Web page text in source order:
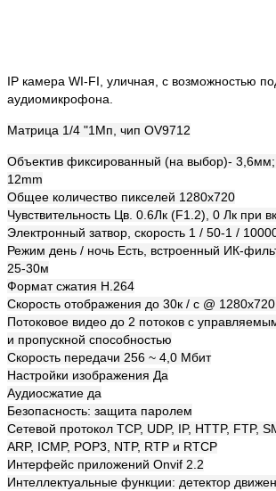
IP камера WI-FI, уличная, с возможностью
аудиомикрофона.
Матрица 1/4 "1Мп, чип OV9712
Объектив фиксированный (на выбор)-
12mm
Общее количество пикселей 1280x720
Чувствительность Цв. 0.6Лк (F1.2), 0 Лк при
Электронный затвор, скорость 1 / 50-1 /
Режим день / ночь Есть, встроенный ИК-
25-30м
Формат сжатия H.264
Скорость отображения до 30к / с @ 1280х720
Потоковое видео до 2 потоков с
и пропускной способностью
Скорость передачи 256 ~ 4,0 Мбит
Настройки изображения Да
Аудиосжатие да
Безопасность: защита паролем
Сетевой протокол TCP, UDP, IP, HTTP, FTP,
ARP, ICMP, POP3, NTP, RTP и RTCP
Интерфейс приложений Onvif 2.2
Интеллектуальные функции: детектор